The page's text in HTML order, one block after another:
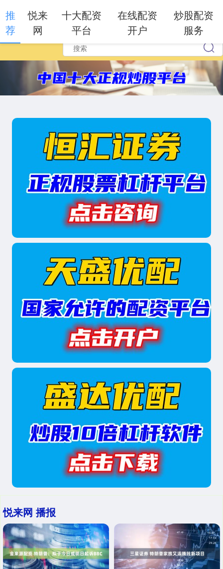
悦来网 播报
推
荐
悦来
网
十大配资
平台
在线配资
开户
炒股配资
服务